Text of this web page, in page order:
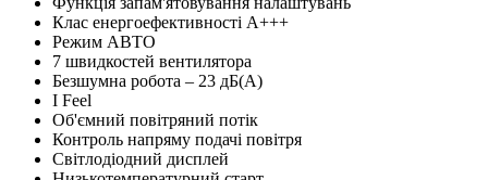
Клас енергоефективності А+++
Режим АВТО
7 швидкостей вентилятора
Безшумна робота – 23 дБ(А)
I Feel
Об'ємний повітряний потік
Контроль напряму подачі повітря
Світлодіодний дисплей